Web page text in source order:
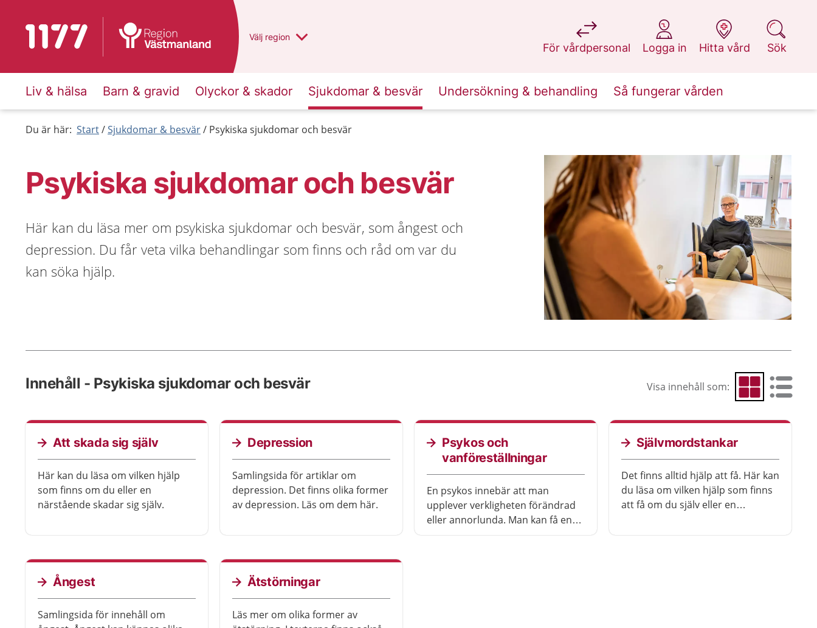
Till startsidan för 1177 Du har valt region
Välj en annan
region
För vårdpersonal
på 1177.se
Logga in
på 1177.se
Hitta vård
på 1177.se
Sök
på 1177.se
Liv & hälsa Barn & gravid Olyckor & skador Sjukdomar & besvär Undersökning & behandling Så fungerar vården
Du är här: Start Sjukdomar & besvär Psykiska sjukdomar och besvär
Psykiska sjukdomar och besvär
Här kan du läsa mer om psykiska sjukdomar och besvär, som ångest och
depression. Du får veta vilka behandlingar som finns och råd om var du
kan söka hjälp.
Innehåll - Psykiska sjukdomar och besvär Visa innehåll som: Visa som rutnät
Visa som
Att skada sig själv
Här kan du läsa om vilken hjälp
som finns om du eller en
närstående skadar sig själv.
Depression
Samlingsida för artiklar om
depression. Det finns olika former
av depression. Läs om dem här.
Psykos och
vanföreställningar
En psykos innebär att man
upplever verkligheten förändrad
eller annorlunda. Man kan få en
Självmordstankar
Det finns alltid hjälp att få. Här kan
du läsa om vilken hjälp som finns
att få om du själv eller en
Ångest
Samlingsida för innehåll om
Ätstörningar
Läs mer om olika former av